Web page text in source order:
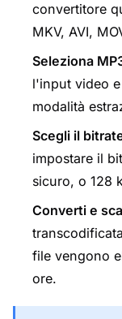
convertitore
MKV, AVI,
Seleziona
l'input video
modalità
Scegli il
impostare il
sicuro, o 128
Converti e
file vengono
ore.